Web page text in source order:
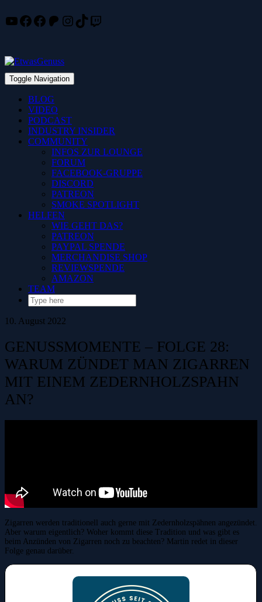
Skip
YouTube
Facebook
Facebook
Patreon
Instagram
TikTok
Twitch
Toggle Navigation
BLOG
VIDEO
PODCAST
INDUSTRY INSIDER
COMMUNITY
INFOS ZUR LOUNGE
FORUM
FACEBOOK-GRUPPE
DISCORD
PATREON
SMOKE SPOTLIGHT
HELFEN
WIE GEHT DAS?
PATREON
PAYPAL SPENDE
MERCHANDISE SHOP
REVIEWSPENDE
AMAZON
TEAM
10. August 2022
GENUSSMOMENTE – FOLGE 28:
WARUM ZÜNDET MAN ZIGARREN
MIT EINEM ZEDERNHOLZSPAHN
AN?
Zigarren werden traditionell auch gerne mit Zedernholzspähnen angezündet.
Aber warum eigentlich? Woher kommt diese Tradition und was gibt es
beim Anzünden von Zigarren noch zu beachten? Martin redet in dieser
Folge genau darüber.